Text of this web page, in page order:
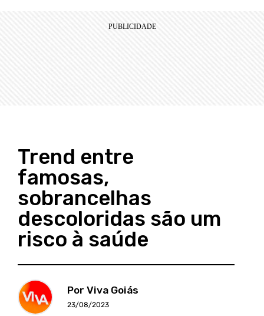
Trend entre
famosas,
sobrancelhas
descoloridas são um
risco à saúde
Por Viva Goiás
23/08/2023